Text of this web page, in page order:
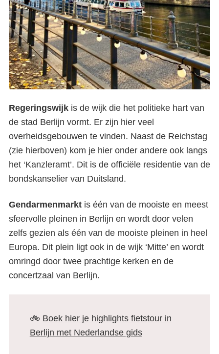
Fietstour Berlijn met
Nederlandse gids
Regeringswijk is de wijk die het politieke hart van
de stad Berlijn vormt. Er zijn hier veel
overheidsgebouwen te vinden. Naast de Reichstag
(zie hierboven) kom je hier onder andere ook langs
het ‘Kanzleramt’. Dit is de officiële residentie van de
bondskanselier van Duitsland.
Gendarmenmarkt is één van de mooiste en meest
sfeervolle pleinen in Berlijn en wordt door velen
zelfs gezien als één van de mooiste pleinen in heel
Europa. Dit plein ligt ook in de wijk ‘Mitte’ en wordt
omringd door twee prachtige kerken en de
concertzaal van Berlijn.
🚲 Boek hier je highlights fietstour in
Berlijn met Nederlandse gids